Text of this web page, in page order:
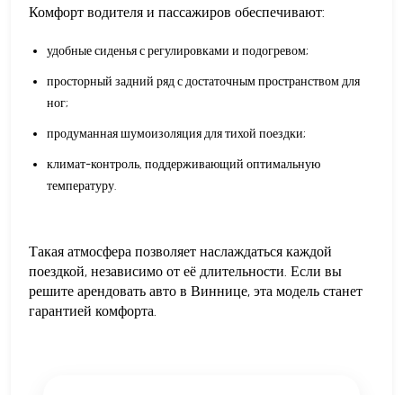
Комфорт водителя и пассажиров обеспечивают:
удобные сиденья с регулировками и подогревом;
просторный задний ряд с достаточным пространством для
ног;
продуманная шумоизоляция для тихой поездки;
климат-контроль, поддерживающий оптимальную
температуру.
Такая атмосфера позволяет наслаждаться каждой
поездкой, независимо от её длительности. Если вы
решите арендовать авто в Виннице, эта модель станет
гарантией комфорта.